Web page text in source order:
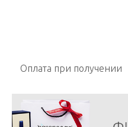
Оплата при получении